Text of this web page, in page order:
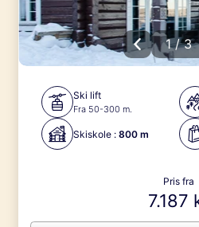
1 / 3
Ski lift
Fra 50-300 m.
Skiskole :800 m
Pris fra
7.187